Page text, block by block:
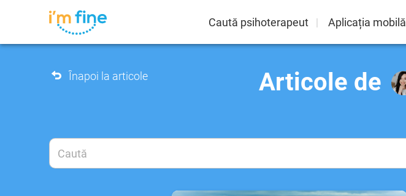
Caută psihoterapeut Aplicația mobilă
Înapoi la articole Articole de